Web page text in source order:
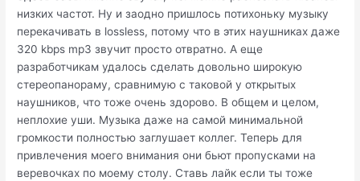
низких частот. Ну и заодно пришлось потихоньку музыку
перекачивать в lossless, потому что в этих наушниках даже
320 kbps mp3 звучит просто отвратно. А еще
разработчикам удалось сделать довольно широкую
стереопанораму, сравнимую с таковой у открытых
наушников, что тоже очень здорово. В общем и целом,
неплохие уши. Музыка даже на самой минимальной
громкости полностью заглушает коллег. Теперь для
привлечения моего внимания они бьют пропусками на
веревочках по моему столу. Ставь лайк если ты тоже